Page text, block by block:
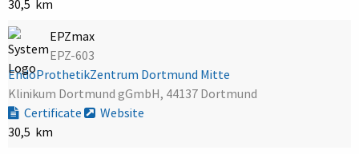
30,5 km
EPZmax
EPZ-603
EndoProthetikZentrum Dortmund Mitte
Klinikum Dortmund gGmbH, 44137 Dortmund
Certificate
Website
30,5 km